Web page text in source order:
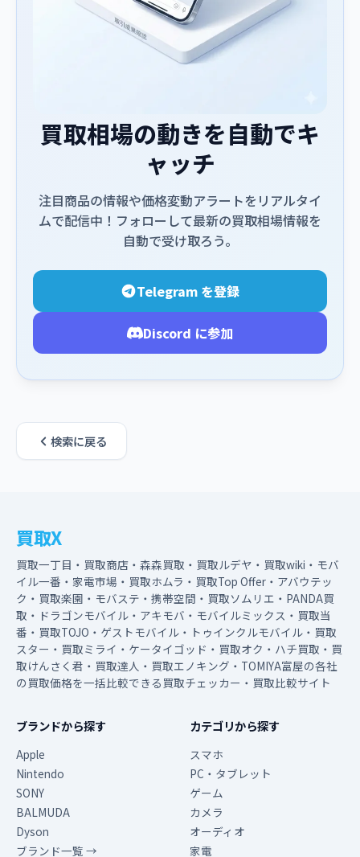
買取相場の動きを自動でキ
ャッチ
注目商品の情報や価格変動アラートをリアルタイ
ムで配信中！フォローして最新の買取相場情報を
自動で受け取ろう。
Telegram を登録
Discord に参加
検索に戻る
買取X
買取一丁目・買取商店・森森買取・買取ルデヤ・買取wiki・モバ
イル一番・家電市場・買取ホムラ・買取Top Offer・アバウテッ
ク・買取楽園・モバステ・携帯空間・買取ソムリエ・PANDA買
取・ドラゴンモバイル・アキモバ・モバイルミックス・買取当
番・買取TOJO・ゲストモバイル・トゥインクルモバイル・買取
スター・買取ミライ・ケータイゴッド・買取オク・ハチ買取・買
取けんさく君・買取達人・買取エノキング・TOMIYA富屋の各社
の買取価格を一括比較できる買取チェッカー・買取比較サイト
ブランドから探す
Apple
Nintendo
SONY
BALMUDA
Dyson
ブランド一覧 →
カテゴリから探す
スマホ
PC・タブレット
ゲーム
カメラ
オーディオ
家電